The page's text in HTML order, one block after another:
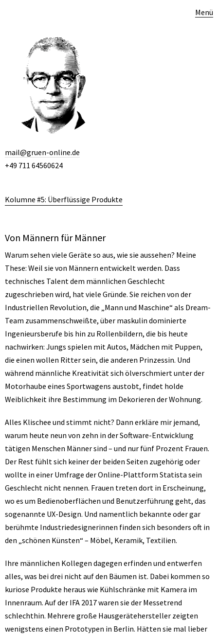
Menü
mail@gruen-online.de
+49 711 64560624
Kolumne #5: Überflüssige Produkte
Von Männern für Männer
Warum sehen viele Geräte so aus, wie sie aussehen? Meine
These: Weil sie von Männern entwickelt werden. Dass
technisches Talent dem männlichen Geschlecht
zugeschrieben wird, hat viele Gründe. Sie reichen von der
Industriellen Revolution, die „Mann und Maschine“ als Dream-
Team zusammenschweißte, über maskulin dominierte
Ingenieursberufe bis hin zu Rollenbildern, die bis heute
nachwirken: Jungs spielen mit Autos, Mädchen mit Puppen,
die einen wollen Ritter sein, die anderen Prinzessin. Und
während männliche Kreativität sich ölverschmiert unter der
Motorhaube eines Sportwagens austobt, findet holde
Weiblichkeit ihre Bestimmung im Dekorieren der Wohnung.
Alles Klischee und stimmt nicht? Dann erkläre mir jemand,
warum heute neun von zehn in der Software-Entwicklung
tätigen Menschen Männer sind – und nur fünf Prozent Frauen.
Der Rest fühlt sich keiner der beiden Seiten zugehörig oder
wollte in einer Umfrage der Online-Plattform Statista sein
Geschlecht nicht nennen. Frauen treten dort in Erscheinung,
wo es um Bedienoberflächen und Benutzerführung geht, das
sogenannte UX-Design. Und namentlich bekannte oder gar
berühmte Industriedesignerinnen finden sich besonders oft in
den „schönen Künsten“ – Möbel, Keramik, Textilien.
Ihre männlichen Kollegen dagegen erfinden und entwerfen
alles, was bei drei nicht auf den Bäumen ist. Dabei kommen so
kuriose Produkte heraus wie Kühlschränke mit Kamera im
Innenraum. Auf der IFA 2017 waren sie der Messetrend
schlechthin. Mehrere große Hausgerätehersteller zeigten
wenigstens einen Prototypen in Berlin. Hätten sie mal lieber